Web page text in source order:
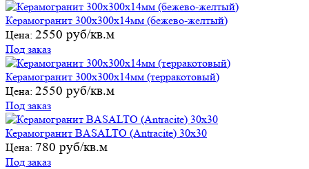
Керамогранит 300х300х14мм (бежево-желтый)
Цена: 2550 руб/кв.м
Под заказ
Керамогранит 300х300х14мм (терракотовый)
Цена: 2550 руб/кв.м
Под заказ
Керамогранит BASALTO (Antracite) 30х30
Цена: 780 руб/кв.м
Под заказ